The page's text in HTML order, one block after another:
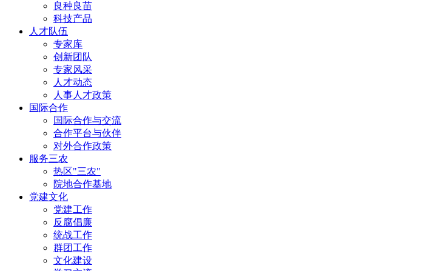
良种良苗
科技产品
人才队伍
专家库
创新团队
专家风采
人才动态
人事人才政策
国际合作
国际合作与交流
合作平台与伙伴
对外合作政策
服务三农
热区"三农"
院地合作基地
党建文化
党建工作
反腐倡廉
统战工作
群团工作
文化建设